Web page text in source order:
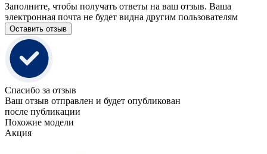
Заполните, чтобы получать ответы на ваш отзыв. Ваша
электронная почта не будет видна другим пользователям
Оставить отзыв
Спасибо за отзыв
Ваш отзыв отправлен и будет опубликован
после публикации
Похожие модели
Акция